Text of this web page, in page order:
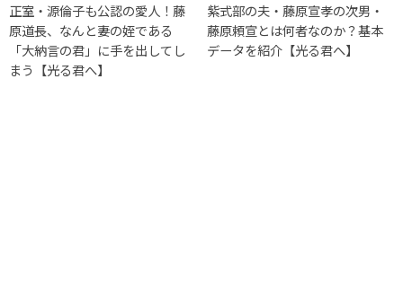
正室・源倫子も公認の愛人！藤
原道長、なんと妻の姪である
「大納言の君」に手を出してし
まう【光る君へ】
紫式部の夫・藤原宣孝の次男・
藤原頼宣とは何者なのか？基本
データを紹介【光る君へ】